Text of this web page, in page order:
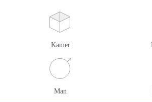
Kamer
Man